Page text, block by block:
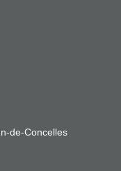
de-Concelles